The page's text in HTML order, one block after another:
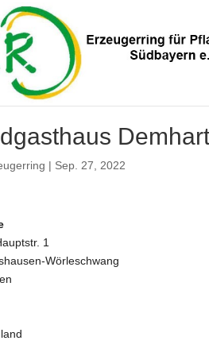
| Sep. 27, 2022
1
Wörleschwang